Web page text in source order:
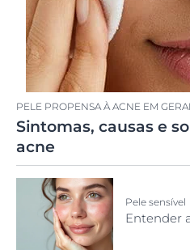
PELE PROPENSA À ACNE EM
Sintomas, causas e
acne
Pele sensível
Entender